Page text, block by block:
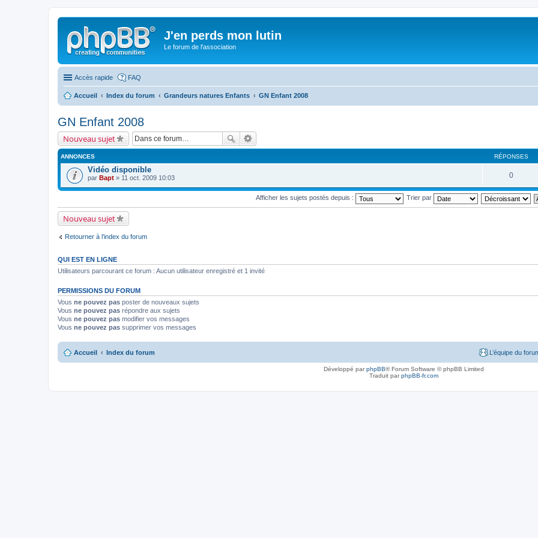
J'en perds mon lutin
Le forum de l'association
Accès rapide FAQ
Accueil Index du forum Grandeurs natures Enfants GN Enfant 2008
GN Enfant 2008
Nouveau sujet
ANNONCES RÉPONSES
Vidéo disponible
par Bapt » 11 oct. 2009 10:03 0
Afficher les sujets postés depuis : Trier par
Nouveau sujet
Retourner à l’index du forum
QUI EST EN LIGNE
Utilisateurs parcourant ce forum : Aucun utilisateur enregistré et 1 invité
PERMISSIONS DU FORUM
Vous ne pouvez pas poster de nouveaux sujets
Vous ne pouvez pas répondre aux sujets
Vous ne pouvez pas modifier vos messages
Vous ne pouvez pas supprimer vos messages
Accueil Index du forum L’équipe du
Développé parphpBB® Forum Software © phpBB Limited
Traduit parphpBB-fr.com